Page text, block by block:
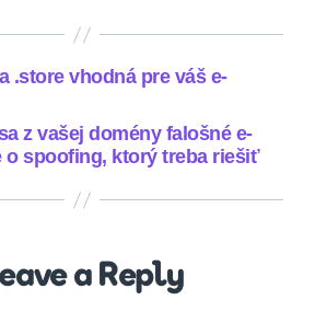
.store vhodná pre váš e-
z vašej domény falošné e-
o spoofing, ktorý treba riešiť
a Reply